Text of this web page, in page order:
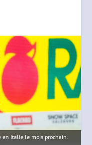
Italie le mois prochain.